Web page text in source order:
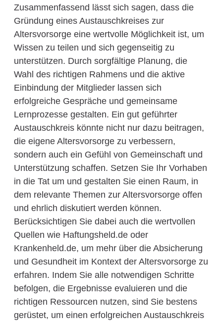
Zusammenfassend lässt sich sagen, dass die
Gründung eines Austauschkreises zur
Altersvorsorge eine wertvolle Möglichkeit ist, um
Wissen zu teilen und sich gegenseitig zu
unterstützen. Durch sorgfältige Planung, die
Wahl des richtigen Rahmens und die aktive
Einbindung der Mitglieder lassen sich
erfolgreiche Gespräche und gemeinsame
Lernprozesse gestalten. Ein gut geführter
Austauschkreis könnte nicht nur dazu beitragen,
die eigene Altersvorsorge zu verbessern,
sondern auch ein Gefühl von Gemeinschaft und
Unterstützung schaffen. Setzen Sie Ihr Vorhaben
in die Tat um und gestalten Sie einen Raum, in
dem relevante Themen zur Altersvorsorge offen
und ehrlich diskutiert werden können.
Berücksichtigen Sie dabei auch die wertvollen
Quellen wie Haftungsheld.de oder
Krankenheld.de, um mehr über die Absicherung
und Gesundheit im Kontext der Altersvorsorge zu
erfahren. Indem Sie alle notwendigen Schritte
befolgen, die Ergebnisse evaluieren und die
richtigen Ressourcen nutzen, sind Sie bestens
gerüstet, um einen erfolgreichen Austauschkreis